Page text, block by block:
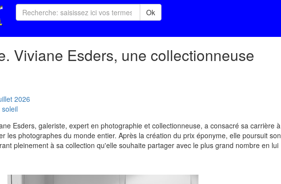
Ok
Viviane Esders, une collectionneuse
llet 2026
Esders, galeriste, expert en photographie et collectionneuse, a consacré sa carrière à
les photographes du monde entier. Après la création du prix éponyme, elle poursuit son
pleinement à sa collection qu'elle souhaite partager avec le plus grand nombre en lui